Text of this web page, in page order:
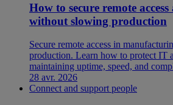
How to secure remote
without slowing production
Secure remote access in
production. Learn how to protect IT
maintaining uptime, speed, and
28 avr. 2026
Connect and support people